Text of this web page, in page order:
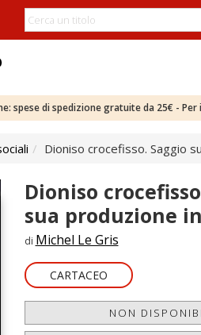
spese di spedizione gratuite da 25€ -
Dioniso crocefisso. Saggio
Dioniso
sua produzione
di Michel Le Gris
CARTACEO
NON